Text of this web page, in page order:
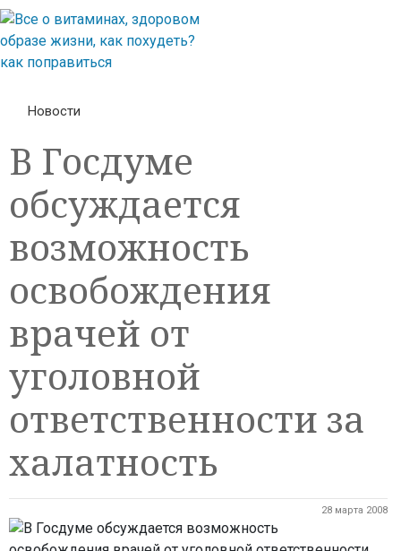
Новости
В Госдуме
обсуждается
возможность
освобождения
врачей от
уголовной
ответственности за
халатность
28 марта 2008